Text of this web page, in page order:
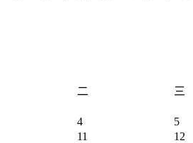
二 三
4
5
11
12